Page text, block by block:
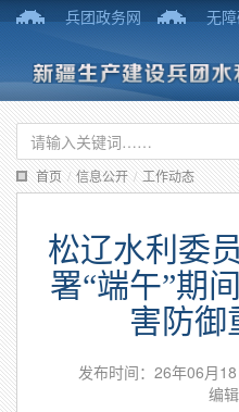
兵团政务网 无
首页 / 信息公开 / 工作动态
松辽水利委
署“端午”期
害防御
发布时间：26年06月18
编